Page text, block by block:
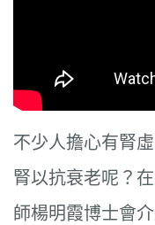
不少人擔心有腎
腎以抗衰老呢？
師楊明霞博士會